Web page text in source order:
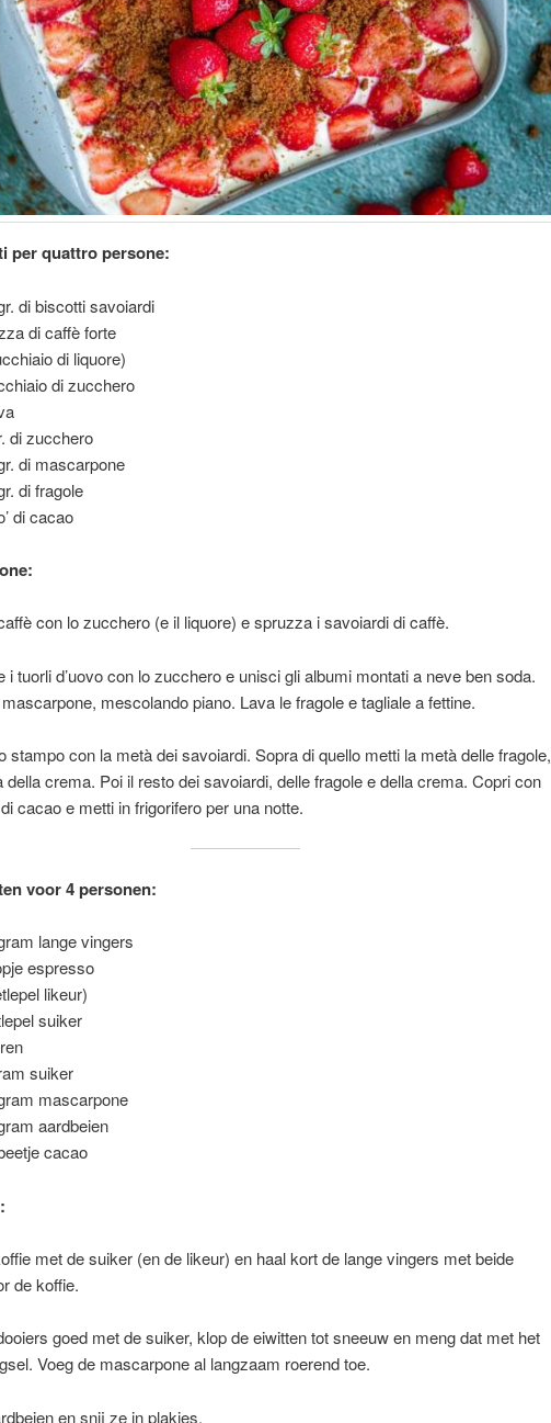
per quattro persone:
di biscotti savoiardi
di caffè forte
di liquore)
di zucchero
di zucchero
di mascarpone
di fragole
di cacao
con lo zucchero (e il liquore) e spruzza i savoiardi di caffè.
i tuorli d’uovo con lo zucchero e unisci gli albumi montati a neve ben soda.
mescolando piano. Lava le fragole e tagliale a fettine.
stampo con la metà dei savoiardi. Sopra di quello metti la metà delle fragole,
della crema. Poi il resto dei savoiardi, delle fragole e della crema. Copri con
cacao e metti in frigorifero per una notte.
voor 4 personen:
lange vingers
espresso
likeur)
suiker
suiker
mascarpone
aardbeien
cacao
met de suiker (en de likeur) en haal kort de lange vingers met beide
de koffie.
goed met de suiker, klop de eiwitten tot sneeuw en meng dat met het
Voeg de mascarpone al langzaam roerend toe.
en snij ze in plakjes.